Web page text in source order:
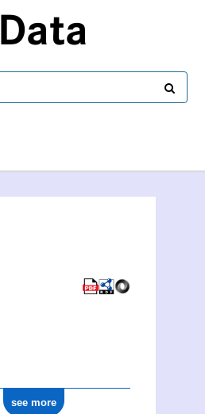
Data
see more